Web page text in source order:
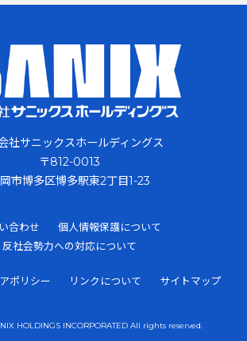
社サニックスホールディングス
〒812-0013
市博多区博多駅東2丁目1-23
合わせ
個人情報保護について
反社会勢力への対応について
ポリシー リンクについて サイトマップ
HOLDINGS INCORPORATED All rights reserved.